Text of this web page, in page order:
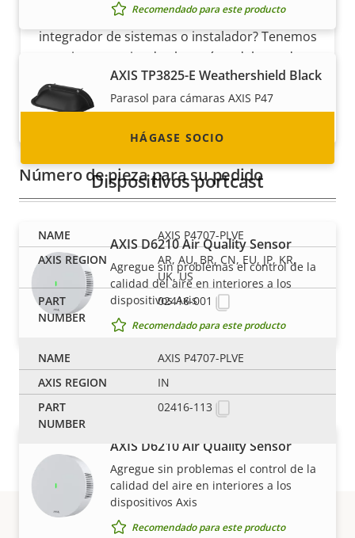
Recomendado para este producto
AXIS TP3825-E Weathershield Black
Parasol para cámaras AXIS P47
Dispositivos portcast
AXIS D6210 Air Quality Sensor
Agregue sin problemas el control de la
calidad del aire en interiores a los
dispositivos Axis
Recomendado para este producto
Environmental sensors
AXIS D6210 Air Quality Sensor
Agregue sin problemas el control de la
calidad del aire en interiores a los
dispositivos Axis
Recomendado para este producto
¿Es usted un revendedor, distribuidor,
integrador de sistemas o instalador? Tenemos
socios en casi todos los países del mundo.
¡Descubra cómo convertirse en uno de ellos!
HÁGASE SOCIO
Número de pieza para su pedido
AXIS P4707-PLVE
AR, AU, BR, CN, EU, JP, KR,
UK, US
02416-001
AXIS P4707-PLVE
IN
02416-113